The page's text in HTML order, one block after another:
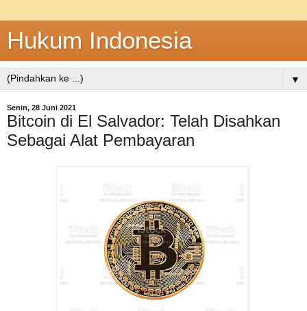
Hukum Indonesia
▼
Senin, 28 Juni 2021
Bitcoin di El Salvador: Telah Disahkan
Sebagai Alat Pembayaran